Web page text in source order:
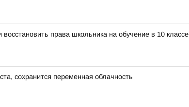
права школьника на обучение в 10 классе
сохранится переменная облачность